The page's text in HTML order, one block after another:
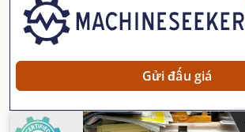
Gửi đấu giá